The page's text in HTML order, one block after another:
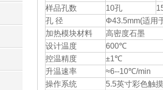
样品孔数
10孔
孔 径
Φ43.5mm(适用
加热模块材料
高密度石墨
设计温度
600℃
控温精度
±1℃
升温速率
≈6--10℃/min
操作系统
5.5英寸彩色触